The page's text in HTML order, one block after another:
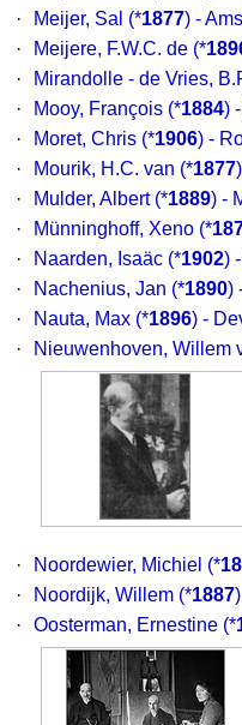
·
Meijer, Sal (*1877) -
·
Meijere, F.W.C. de (*
·
Mirandolle - de Vries,
·
Mooy, François (*1884)
·
Moret, Chris (*1906) -
·
Mourik, H.C. van (*1877
·
Mulder, Albert (*1889) -
·
Münninghoff, Xeno (*
·
Naarden, Isaäc (*1902)
·
Nachenius, Jan (*1890)
·
Nauta, Max (*1896) -
·
Nieuwenhoven, Willem
· Noordewier, Michiel (*
·
Noordijk, Willem (*1887
·
Oosterman, Ernestine (*